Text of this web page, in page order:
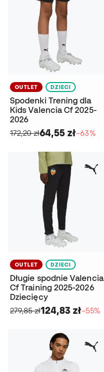
OUTLET DZIECI
Spodenki Trening dla
Kids Valencia Cf 2025-
2026
172,20 zł64,55 zł−63%
OUTLET DZIECI
Długie spodnie Valencia
Cf Training 2025-2026
Dziecięcy
279,85 zł124,83 zł−55%